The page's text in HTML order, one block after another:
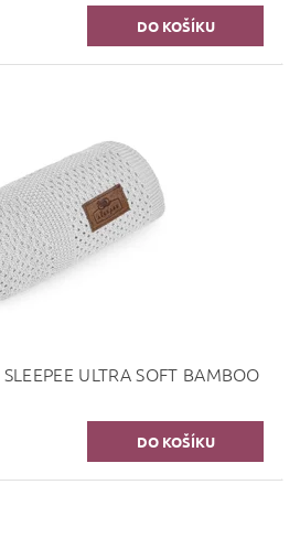
ULTRA SOFT BAMBOO